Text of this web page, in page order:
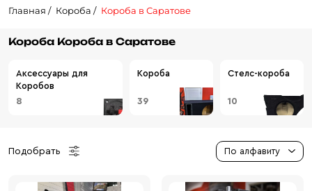
Главная Короба Короба в Саратове
Короба Короба в Саратове
Аксессуары для
Коробов
8
Короба
39
Стелс-короба
10
Подобрать По алфавиту